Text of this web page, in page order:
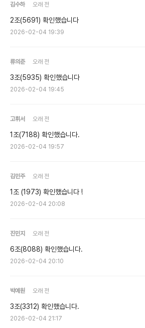
김수하 오래 전
2조(5691) 확인했습니다
2026-02-04 19:39
류의준 오래 전
3조(5935) 확인했습니다
2026-02-04 19:45
고휘서 오래 전
1조(7188) 확인했습니다.
2026-02-04 19:57
김민주 오래 전
1조 (1973) 확인했습니다 !
2026-02-04 20:08
진민지 오래 전
6조(8088) 확인했습니다.
2026-02-04 20:10
박예원 오래 전
3조(3312) 확인했습니다.
2026-02-04 21:17